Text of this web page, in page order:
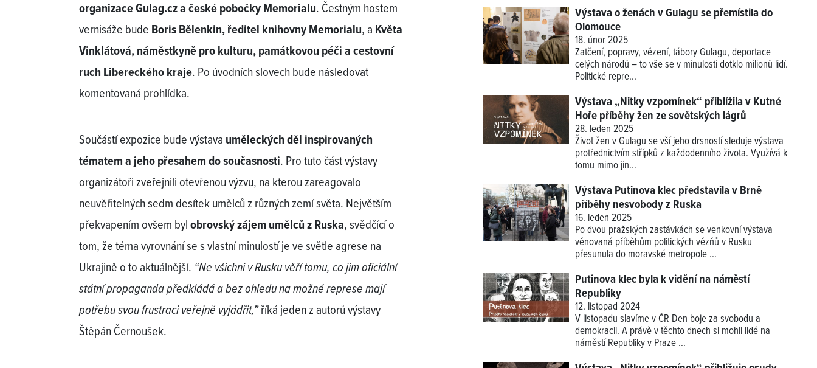
organizace Gulag.cz a české pobočky Memorialu. Čestným hostem
vernisáže bude Boris Bělenkin, ředitel knihovny Memorialu, a Květa
Vinklátová, náměstkyně pro kulturu, památkovou péči a cestovní
ruch Libereckého kraje. Po úvodních slovech bude následovat
komentovaná prohlídka.
Součástí expozice bude výstava uměleckých děl inspirovaných
tématem a jeho přesahem do současnosti. Pro tuto část výstavy
organizátoři zveřejnili otevřenou výzvu, na kterou zareagovalo
neuvěřitelných sedm desítek umělců z různých zemí světa. Největším
překvapením ovšem bylobrovský zájem umělců z Ruska, svědčící o
tom, že téma vyrovnání se s vlastní minulostí je ve světle agrese na
Ukrajině o to aktuálnější. “Ne všichni v Rusku věří tomu, co jim oficiální
státní propaganda předkládá a bez ohledu na možné represe mají
potřebu svou frustraci veřejně vyjádřit,”říká jeden z autorů výstavy
Štěpán Černoušek.
Výstava o ženách v Gulagu se přemístila do
Olomouce
18. únor 2025
Zatčení, popravy, vězení, tábory Gulagu, deportace
celých národů – to vše se v minulosti dotklo milionů lidí.
Politické repre...
Výstava „Nitky vzpomínek“ přiblížila v Kutné
Hoře příběhy žen ze sovětských lágrů
28. leden 2025
Život žen v Gulagu se vší jeho drsností sleduje výstava
protřednictvím střípků z každodenního života. Využívá k
tomu mimo jin...
Výstava Putinova klec představila v Brně
příběhy nesvobody z Ruska
16. leden 2025
Po dvou pražských zastávkách se venkovní výstava
věnovaná příběhům politických vězňů v Rusku
přesunula do moravské metropole ...
Putinova klec byla k vidění na náměstí
Republiky
12. listopad 2024
V listopadu slavíme v ČR Den boje za svobodu a
demokracii. A právě v těchto dnech si mohli lidé na
náměstí Republiky v Praze ...